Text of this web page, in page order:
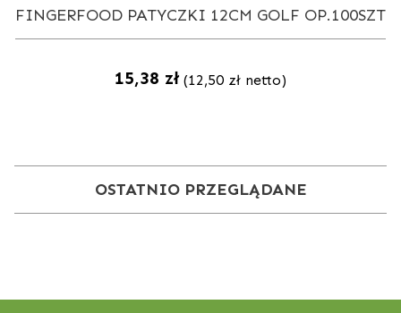
FINGERFOOD PATYCZKI 12CM GOLF OP.100SZT
15,38 zł (12,50 zł netto)
OSTATNIO PRZEGLĄDANE